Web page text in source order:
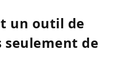
un outil de
seulement de